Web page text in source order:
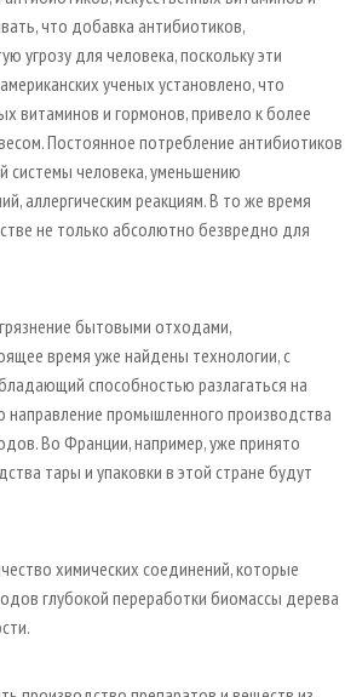
что добавка антибиотиков,
угрозу для человека, поскольку эти
ученых установлено, что
витаминов и гормонов, привело к более
Постоянное потребление антибиотиков
человека, уменьшению
аллергическим реакциям. В то же время
не только абсолютно безвредно для
бытовыми отходами,
время уже найдены технологии, с
способностью разлагаться на
направление промышленного производства
Во Франции, например, уже принято
тары и упаковки в этой стране будут
химических соединений, которые
глубокой переработки биомассы дерева